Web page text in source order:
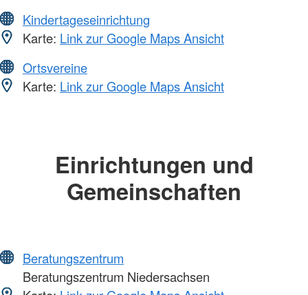
Kindertageseinrichtung
Karte: Link zur Google Maps Ansicht
Ortsvereine
Karte: Link zur Google Maps Ansicht
Einrichtungen und
Gemeinschaften
Beratungszentrum
Beratungszentrum Niedersachsen